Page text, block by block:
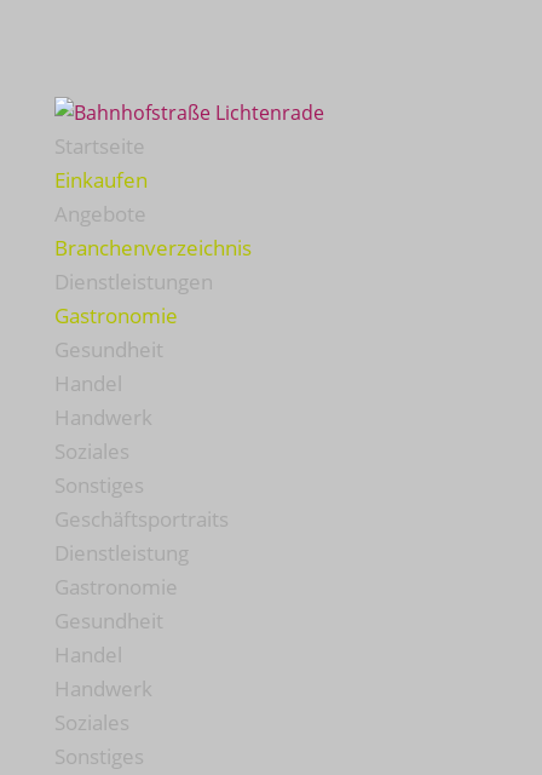
Startseite
Einkaufen
Angebote
Branchenverzeichnis
Dienstleistungen
Gastronomie
Gesundheit
Handel
Handwerk
Soziales
Sonstiges
Geschäftsportraits
Dienstleistung
Gastronomie
Gesundheit
Handel
Handwerk
Soziales
Sonstiges